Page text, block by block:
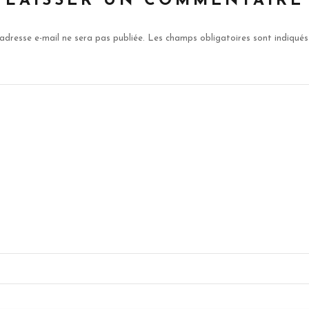
e-mail ne sera pas publiée. Les champs obligatoires sont